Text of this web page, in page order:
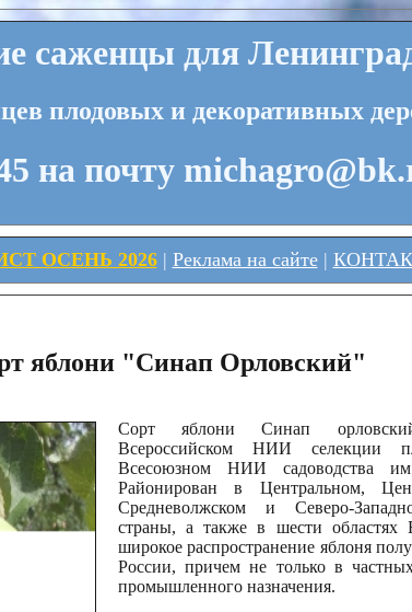
для
плодовых и декоративных
на почту
ОСЕНЬ 2026| Реклама на сайте|
яблони "Синап Орловский"
Сорт яблони Синап
Всероссийском НИИ селекции
Всесоюзном НИИ садоводства
Районирован в Центральном,
Средневолжском и Северо-
страны, а также в шести областях
широкое распространение яблоня
России, причем не только в
промышленного назначения.